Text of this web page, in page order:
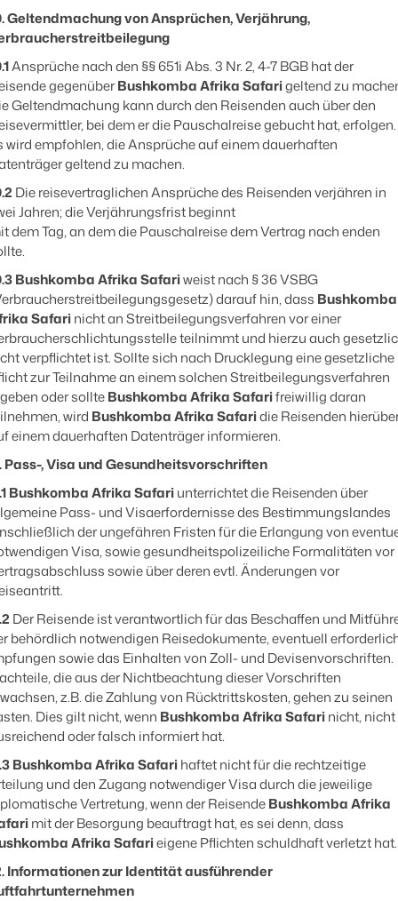
Geltendmachung von Ansprüchen, Verjährung,
Ansprüche nach den §§ 651i Abs. 3 Nr. 2, 4-7 BGB hat der
gegenüberBushkomba Afrika Safarigeltend zu
Geltendmachung kann durch den Reisenden auch über den
bei dem er die Pauschalreise gebucht hat, erfolgen.
wird empfohlen, die Ansprüche auf einem dauerhaften
geltend zu machen.
Die reisevertraglichen Ansprüche des Reisenden verjähren in
Jahren; die Verjährungsfrist beginnt
dem Tag, an dem die Pauschalreise dem Vertrag nach enden
Bushkomba Afrika Safariweist nach § 36 VSBG
darauf hin, dass Bushkomba
Safarinicht an Streitbeilegungsverfahren vor einer
teilnimmt und hierzu auch
verpflichtet ist. Sollte sich nach Drucklegung eine gesetzliche
zur Teilnahme an einem solchen Streitbeilegungsverfahren
oder sollteBushkomba Afrika Safarifreiwillig daran
wird Bushkomba Afrika Safaridie Reisenden
einem dauerhaften Datenträger informieren.
Pass-, Visa und Gesundheitsvorschriften
Bushkomba Afrika Safariunterrichtet die Reisenden über
Pass- und Visaerfordernisse des Bestimmungslandes
der ungefähren Fristen für die Erlangung von
Visa, sowie gesundheitspolizeiliche Formalitäten vor
sowie über deren evtl. Änderungen vor
Der Reisende ist verantwortlich für das Beschaffen und
behördlich notwendigen Reisedokumente, eventuell
sowie das Einhalten von Zoll- und Devisenvorschriften.
die aus der Nichtbeachtung dieser Vorschriften
z.B. die Zahlung von Rücktrittskosten, gehen zu seinen
Dies gilt nicht, wenn Bushkomba Afrika Safarinicht, nicht
oder falsch informiert hat.
Bushkomba Afrika Safarihaftet nicht für die rechtzeitige
und den Zugang notwendiger Visa durch die jeweilige
Vertretung, wenn der ReisendeBushkomba Afrika
mit der Besorgung beauftragt hat, es sei denn, dass
Afrika Safarieigene Pflichten schuldhaft verletzt hat.
Informationen zur Identität ausführender